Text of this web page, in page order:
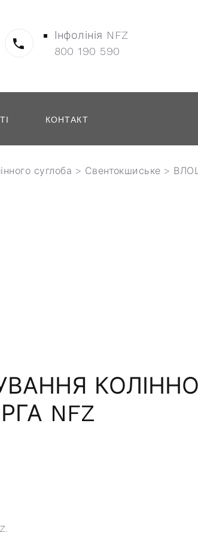
Інфолінія NFZ
800 190 590
КОНТАКТ
суглоба > Свентокшиське >
NFZ